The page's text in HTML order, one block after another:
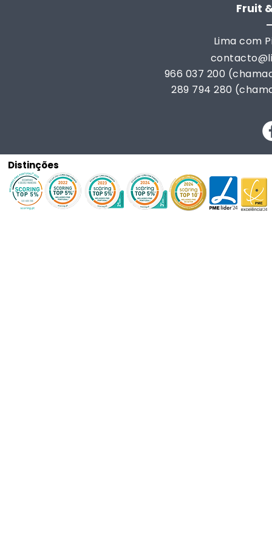
Fruit
Lima com
966 037 200
289 794 280
Distinções